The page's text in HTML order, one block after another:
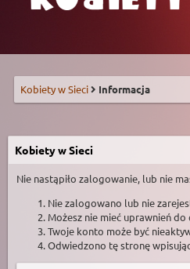
Kobiety w Sieci Informacja
Kobiety w Sieci
Nie nastąpiło zalogowanie, lub nie
Nie zalogowano lub nie
Możesz nie mieć uprawnień
Twoje konto może być
Odwiedzono tę stronę